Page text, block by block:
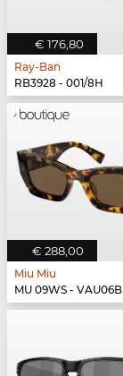
€ 176,80
Ray-Ban
RB3928 - 001/8H
€ 288,00
Miu Miu
MU 09WS - VAU06B